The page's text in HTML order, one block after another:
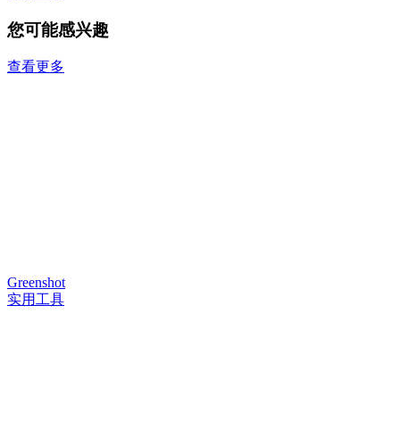
您可能感兴趣
查看更多
Greenshot
实用工具